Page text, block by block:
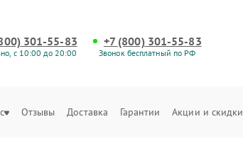
301-55-83
с 10:00 до 20:00
+7 (800) 301-55-83
Звонок бесплатный по РФ
Отзывы Доставка Гарантии Акции и скидки